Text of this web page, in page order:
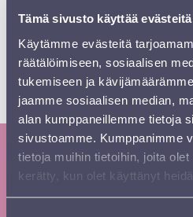
Tämä sivusto käyttää evästeitä
Käytämme evästeitä
räätälöimiseen, sosiaalisen
tukemiseen ja
jaamme sosiaalisen median,
alan kumppaneillemme tietoja
sivustoamme. Kumppanimme
tietoja muihin tietoihin, joita
kerätty, kun olet käyttänyt
toivon maagisia hetkiä
parissa.”
Hannu Lintu
Taiteellinen johtaja, Sinfonia
Tilaa Sinfonia Lahden
kausiesite